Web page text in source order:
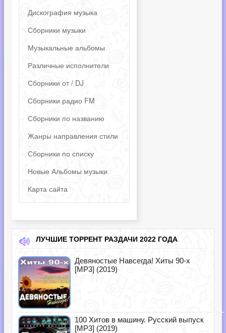
Дискография музыка
Сборники музыки
Музыкальные альбомы
Различные исполнители
Сборники от / DJ
Сборники радио FM
Сборники по названию
Жанры направления стили
Сборники по списку
Новые Альбомы музыки
Карта сайта
ЛУЧШИЕ ТОРРЕНТ РАЗДАЧИ 2022 ГОДА
Девяностые Навсегда! Хиты 90-х
[MP3] (2019)
100 Хитов в машину. Русский выпуск
[MP3] (2019)